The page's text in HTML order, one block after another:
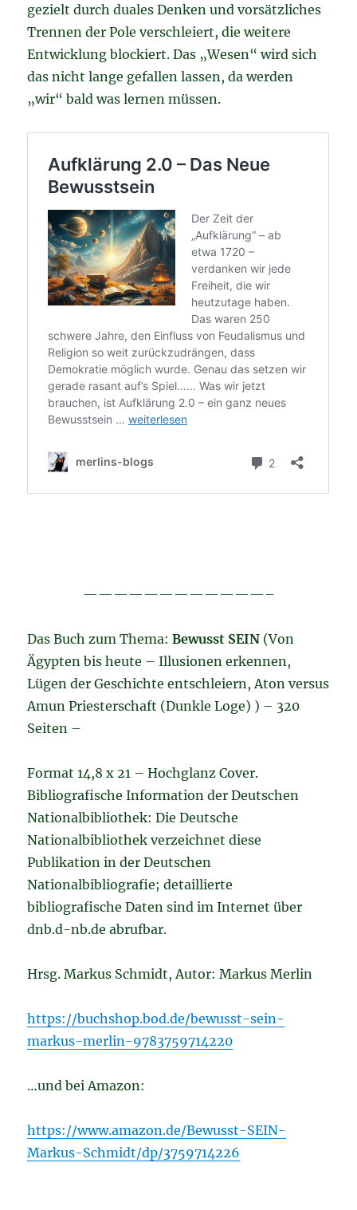
gezielt durch duales Denken und vorsätzliches
Trennen der Pole verschleiert, die weitere
Entwicklung blockiert. Das „Wesen“ wird sich
das nicht lange gefallen lassen, da werden
„wir“ bald was lernen müssen.
————————————–
Das Buch zum Thema:Bewusst SEIN (Von
Ägypten bis heute – Illusionen erkennen,
Lügen der Geschichte entschleiern, Aton versus
Amun Priesterschaft (Dunkle Loge) ) – 320
Seiten –
Format 14,8 x 21 – Hochglanz Cover.
Bibliografische Information der Deutschen
Nationalbibliothek: Die Deutsche
Nationalbibliothek verzeichnet diese
Publikation in der Deutschen
Nationalbibliografie; detaillierte
bibliografische Daten sind im Internet über
dnb.d-nb.de abrufbar.
Hrsg. Markus Schmidt, Autor: Markus Merlin
https://buchshop.bod.de/bewusst-sein-
markus-merlin-9783759714220
…und bei Amazon:
https://www.amazon.de/Bewusst-SEIN-
Markus-Schmidt/dp/3759714226